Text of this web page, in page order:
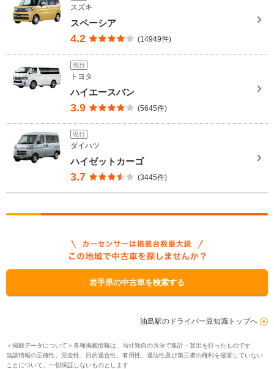
スズキ
スペーシア
4.2 (14949件)
現行
トヨタ
ハイエースバン
3.9 (5645件)
現行
ダイハツ
ハイゼットカーゴ
3.7 (3445件)
岩手県の中古車を検索する
油島駅のドライバー豆知識トップへ
＜掲載データについて＞各種掲載情報は、当社独自の方法で集計・算出を行ったものです
当該情報の正確性、完全性、目的適合性、有用性、適法性及び第三者の権利を侵害していない
ことについて、一切保証しないものとします